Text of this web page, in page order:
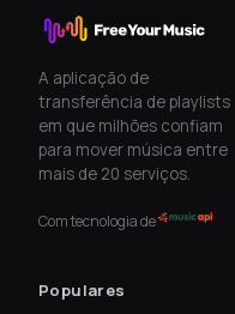
A aplicação de
transferência de playlists
em que milhões confiam
para mover música entre
mais de 20 serviços.
Com tecnologia de
Populares